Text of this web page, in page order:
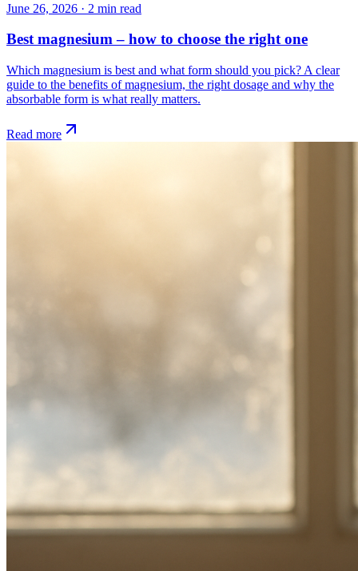
June 26, 2026 · 2 min read
Best magnesium – how to choose the right one
Which magnesium is best and what form should you pick? A clear
guide to the benefits of magnesium, the right dosage and why the
absorbable form is what really matters.
Read more